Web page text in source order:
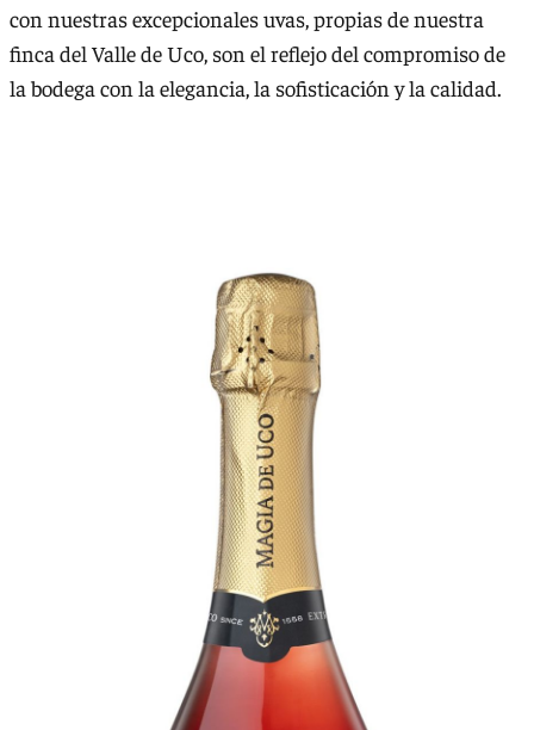
con nuestras excepcionales uvas, propias de nuestra
finca del Valle de Uco, son el reflejo del compromiso de
la bodega con la elegancia, la sofisticación y la calidad.